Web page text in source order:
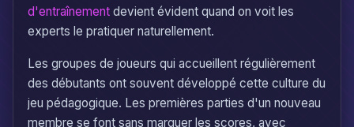
d'entraînement devient évident quand on voit les
experts le pratiquer naturellement.
Les groupes de joueurs qui accueillent régulièrement
des débutants ont souvent développé cette culture du
jeu pédagogique. Les premières parties d'un nouveau
membre se font sans marquer les scores, avec